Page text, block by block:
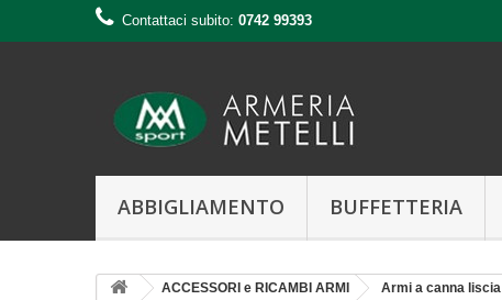
Contattaci subito: 0742 99393
ABBIGLIAMENTO BUFFETTERIA
ACCESSORI e RICAMBI ARMI Armi a canna liscia